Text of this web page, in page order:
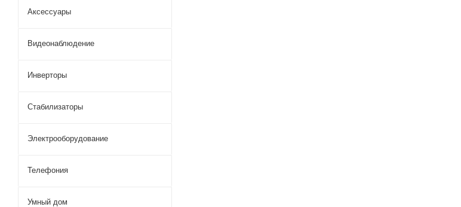
Аксессуары
Видеонаблюдение
Инверторы
Стабилизаторы
Электрооборудование
Телефония
Умный дом